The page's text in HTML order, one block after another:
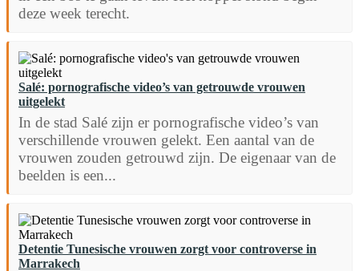
deze week terecht.
Salé: pornografische video’s van getrouwde vrouwen
uitgelekt
In de stad Salé zijn er pornografische video’s van
verschillende vrouwen gelekt. Een aantal van de
vrouwen zouden getrouwd zijn. De eigenaar van de
beelden is een...
Detentie Tunesische vrouwen zorgt voor controverse in
Marrakech